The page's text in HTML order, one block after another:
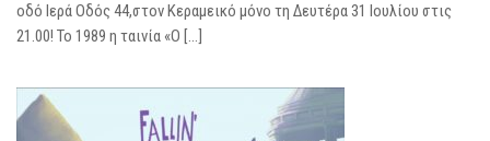
οδό Ιερά Οδός 44,στον Κεραμεικό μόνο τη Δευτέρα 31 Ιουλίου στις
21.00! Το 1989 η ταινία «O […]